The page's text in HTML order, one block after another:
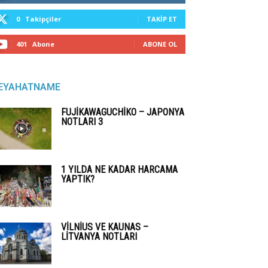
0 Takipçiler TAKIP ET
401 Abone ABONE OL
FUJIKAWAGUCHIKO – JAPONYA
NOTLARI 3
1 YILDA NE KADAR HARCAMA
YAPTIK?
VILNIUS VE KAUNAS –
LITVANYA NOTLARI